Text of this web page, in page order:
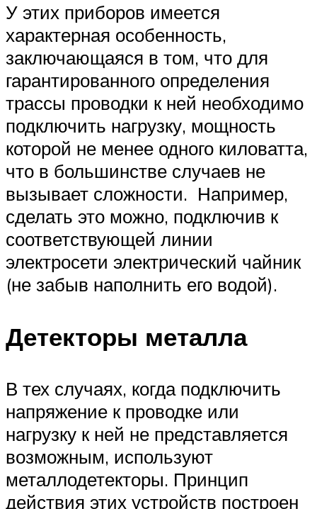
У этих приборов имеется
характерная особенность,
заключающаяся в том, что для
гарантированного определения
трассы проводки к ней необходимо
подключить нагрузку, мощность
которой не менее одного киловатта,
что в большинстве случаев не
вызывает сложности. Например,
сделать это можно, подключив к
соответствующей линии
электросети электрический чайник
(не забыв наполнить его водой).
Детекторы металла
В тех случаях, когда подключить
напряжение к проводке или
нагрузку к ней не представляется
возможным, используют
металлодетекторы. Принцип
действия этих устройств построен